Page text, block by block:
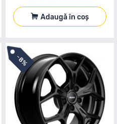
Adaugă în coș
-
8%